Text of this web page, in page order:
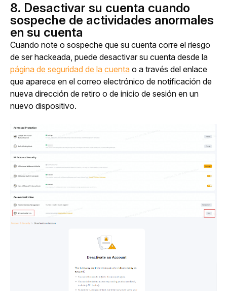
8. Desactivar su cuenta cuando
sospeche de actividades anormales
en su cuenta
Cuando note o sospeche que su cuenta corre el riesgo
página de seguridad de la cuenta o a través del enlace
que aparece en el correo electrónico de notificación de
nueva dirección de retiro o de inicio de sesión en un
nuevo dispositivo.